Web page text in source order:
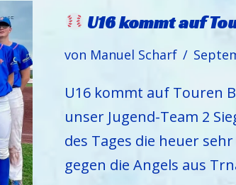
U16 kommt auf
von Manuel Scharf
U16 kommt auf Touren
unser Jugend-Team 2
des Tages die heuer
gegen die Angels aus